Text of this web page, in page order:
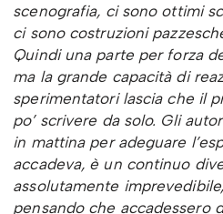
scenografia, ci sono ottimi
ci sono costruzioni
Quindi una parte per forza
ma la grande capacità di
sperimentatori lascia che il
po’ scrivere da solo. Gli
in mattina per adeguare
accadeva, è un continuo
assolutamente
pensando che accadessero